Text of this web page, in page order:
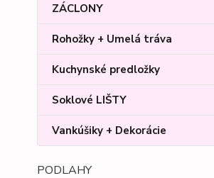
ZÁCLONY
Rohožky + Umelá tráva
Kuchynské predložky
Soklové LIŠTY
Vankúšiky + Dekorácie
PODLAHY